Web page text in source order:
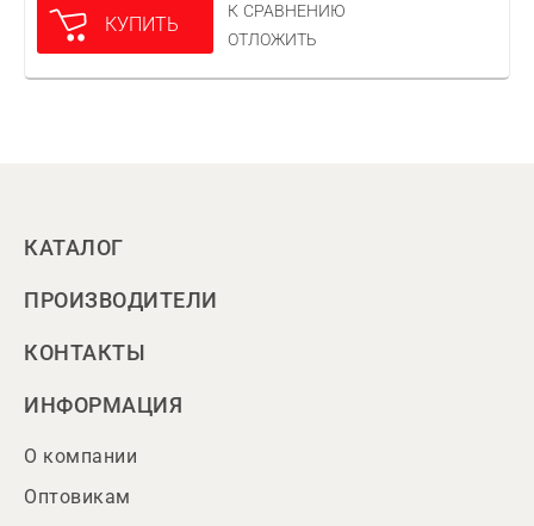
КУПИТЬ
К СРАВНЕНИЮ
ОТЛОЖИТЬ
КАТАЛОГ
ПРОИЗВОДИТЕЛИ
КОНТАКТЫ
ИНФОРМАЦИЯ
О компании
Оптовикам